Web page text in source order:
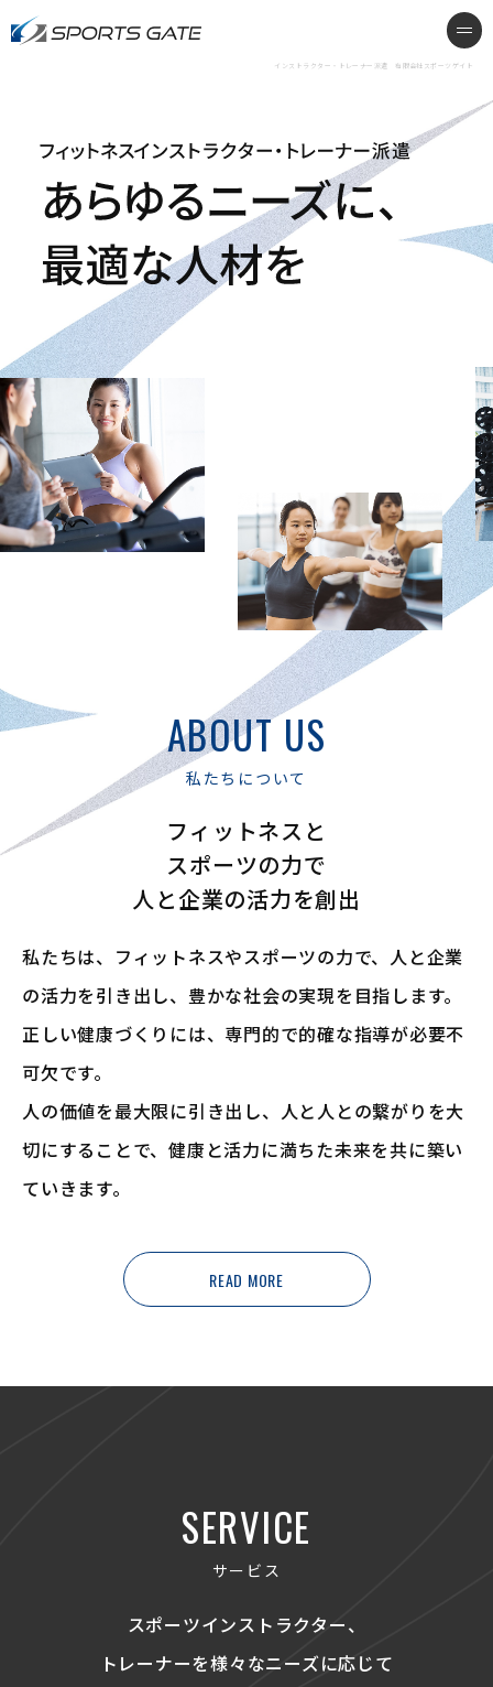
インストラクター・トレーナー派
インストラクター・トレーナー派遣 有限会社スポーツゲイト
ABOUT US
私たちについて
フィットネスと
スポーツの力で
人と企業の活力を創出
私たちは、フィットネスやスポーツの力で、 人と企業
の活力を引き出し、豊かな社会の実現を目指します。
正しい健康づくりには、専門的で的確な指導が必要不
可欠です。
人の価値を最大限に引き出し、人と人との繋がりを大
切にすることで、 健康と活力に満ちた未来を共に築い
ていきます。
READ MORE
SERVICE
サービス
スポーツインストラクター、
トレーナーを様々なニーズに応じて